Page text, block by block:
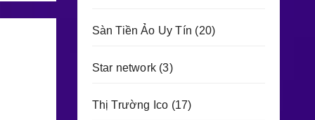
Sàn Tiền Ảo Uy Tín (20)
Star network(3)
Thị Trường Ico (17)